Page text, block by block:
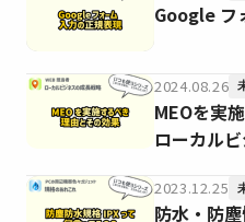
Google フ
2024.08.26
MEOを実
ローカル
2023.12.25
防水・防